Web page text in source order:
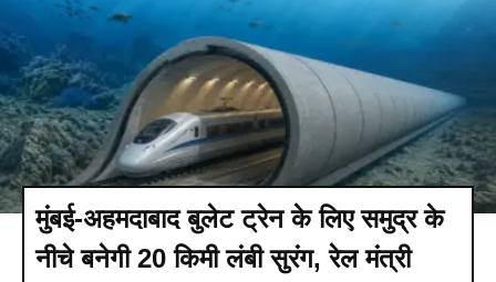
मुंबई-अहमदाबाद बुलेट ट्रेन के लिए समुद्र के
नीचे बनेगी 20 किमी लंबी सुरंग, रेल मंत्री